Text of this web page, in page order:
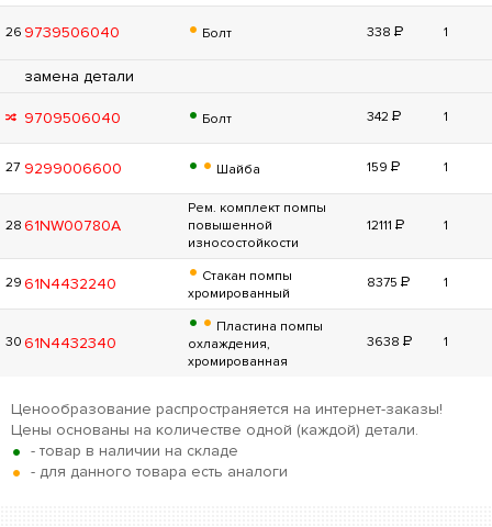
26 9739506040 • Болт 338 Р 1
замена детали
9709506040 • Болт 342 Р 1
27 9299006600 • • Шайба 159 Р 1
28 61NW00780A
Рем. комплект помпы
повышенной
износостойкости
12111 Р 1
29 61N4432240 • Стакан помпы
хромированный
8375 Р 1
30 61N4432340
•• Пластина помпы
охлаждения,
хромированная
3638 Р 1
Ценообразование распространяется на интернет-заказы!
Цены основаны на количестве одной (каждой) детали.
• - товар в наличии на складе
• - для данного товара есть аналоги